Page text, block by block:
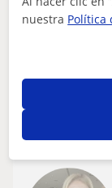
también me
fenómenos o
nuestra Política